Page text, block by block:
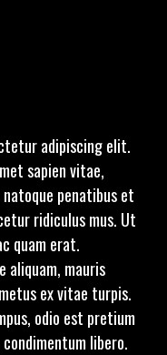
adipiscing elit.
sapien vitae,
penatibus et
ridiculus mus. Ut
quam erat.
aliquam, mauris
ex vitae turpis.
odio est pretium
libero.